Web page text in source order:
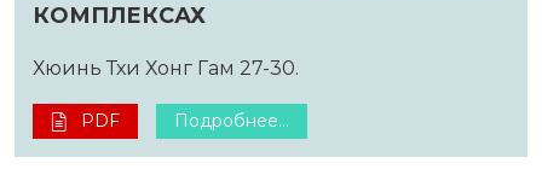
КОМПЛЕКСАХ
Хюинь Тхи Хонг Гам 27-30.
PDF Подробнее...